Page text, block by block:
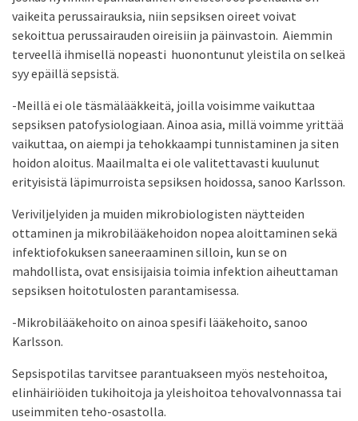
vaikeita perussairauksia, niin sepsiksen oireet voivat
sekoittua perussairauden oireisiin ja päinvastoin. Aiemmin
terveellä ihmisellä nopeasti huonontunut yleistila on selkeä
syy epäillä sepsistä.
-Meillä ei ole täsmälääkkeitä, joilla voisimme vaikuttaa
sepsiksen patofysiologiaan. Ainoa asia, millä voimme yrittää
vaikuttaa, on aiempi ja tehokkaampi tunnistaminen ja siten
hoidon aloitus. Maailmalta ei ole valitettavasti kuulunut
erityisistä läpimurroista sepsiksen hoidossa, sanoo Karlsson.
Veriviljelyiden ja muiden mikrobiologisten näytteiden
ottaminen ja mikrobilääkehoidon nopea aloittaminen sekä
infektiofokuksen saneeraaminen silloin, kun se on
mahdollista, ovat ensisijaisia toimia infektion aiheuttaman
sepsiksen hoitotulosten parantamisessa.
-Mikrobilääkehoito on ainoa spesifi lääkehoito, sanoo
Karlsson.
Sepsispotilas tarvitsee parantuakseen myös nestehoitoa,
elinhäiriöiden tukihoitoja ja yleishoitoa tehovalvonnassa tai
useimmiten teho-osastolla.